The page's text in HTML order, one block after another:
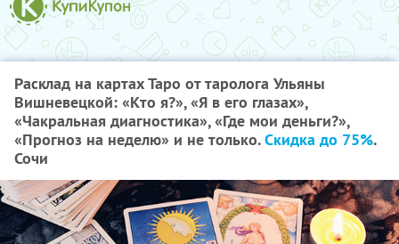
Расклад на картах Таро от таролога Ульяны
Вишневецкой: «Кто я?», «Я в его глазах»,
«Чакральная диагностика», «Где мои деньги?»,
«Прогноз на неделю» и не только.Скидка до 75%.
Сочи